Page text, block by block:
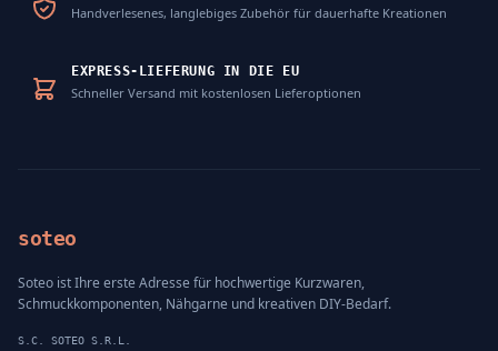
Handverlesenes, langlebiges Zubehör für dauerhafte Kreationen
EXPRESS-LIEFERUNG IN DIE EU
Schneller Versand mit kostenlosen Lieferoptionen
soteo
Soteo ist Ihre erste Adresse für hochwertige Kurzwaren,
Schmuckkomponenten, Nähgarne und kreativen DIY-Bedarf.
S.C. SOTEO S.R.L.